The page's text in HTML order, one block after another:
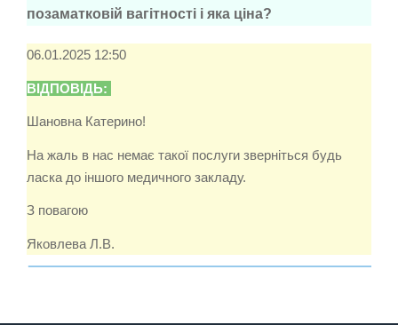
позаматковій вагітності і яка ціна?
06.01.2025 12:50
ВІДПОВІДЬ:
Шановна Катерино!
На жаль в нас немає такої послуги зверніться будь
ласка до іншого медичного закладу.
З повагою
Яковлева Л.В.